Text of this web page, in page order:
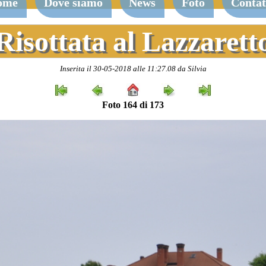
al
Inserita il 30-05-2018 alle 11:27.08 da Silvia
Foto 164 di 173